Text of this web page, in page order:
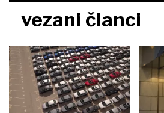
vezani članci